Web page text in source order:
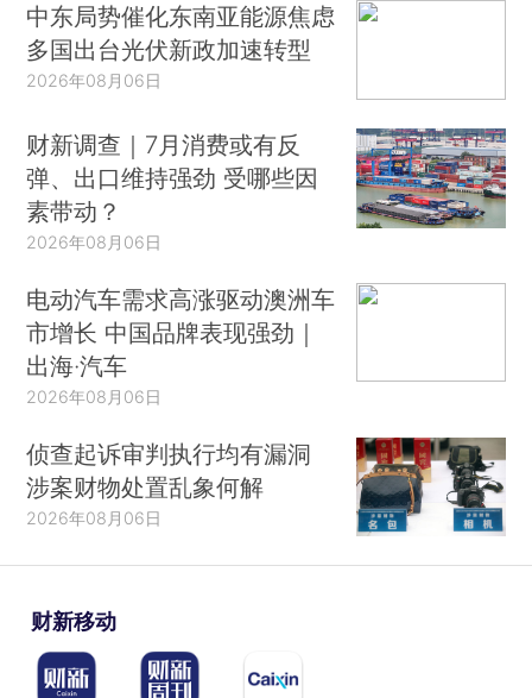
中东局势催化东南亚能源焦虑
多国出台光伏新政加速转型
2026年08月06日
财新调查｜7月消费或有反
弹、出口维持强劲 受哪些因
素带动？
2026年08月06日
电动汽车需求高涨驱动澳洲车
市增长 中国品牌表现强劲｜
出海·汽车
2026年08月06日
侦查起诉审判执行均有漏洞
涉案财物处置乱象何解
2026年08月06日
财新移动